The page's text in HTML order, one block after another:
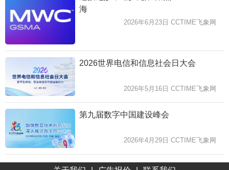
海
2026年6月23日 CCTIME飞象网
2026世界电信和信息社会日大会
2026年5月16日 CCTIME飞象网
第九届数字中国建设峰会
2026年4月29日 CCTIME飞象网